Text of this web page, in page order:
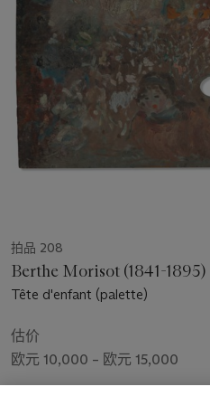
Marine à Berck : Bateaux
ce dernier emploie un cadrage
sombre révélant l’influence
Berthe Morisot. Si par certains
montrent très proches, il se
Morisot une énergie unique
touche rapide et vive, comme
l’instar de Monet dans ses
Morisot rend un instant fugitif
œuvre unique empreinte d’une
Despite being the painter of
bourgeoisie, of women's
Morisot attached a particular
as seen in her earliest works,
light on water. In order to
atmospheric variations on
拍品 208
Berthe Morisot (1841-1895)
Tête d'enfant (palette)
估价
欧元 10,000 – 欧元 15,000